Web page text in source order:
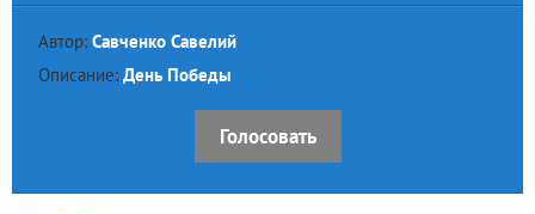
Автор: Савченко Савелий
Описание: День Победы
Голосовать